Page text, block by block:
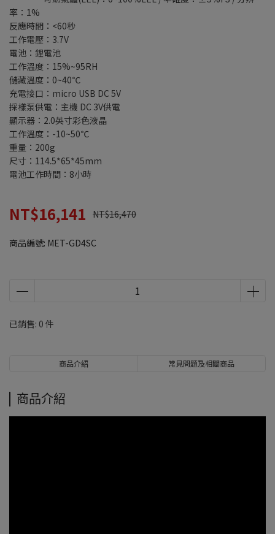
率：1%
反應時間：<60秒
工作電壓：3.7V
電池：鋰電池
工作溫度：15%~95RH
儲藏溫度：0~40℃
充電接口：micro USB DC 5V
採樣泵供電：主機 DC 3V供電
顯示器：2.0英寸彩色液晶
工作溫度：-10~50℃
重量：200g
尺寸：114.5*65*45mm
電池工作時間：8小時
NT$16,141 NT$16,470
商品編號: MET-GD4SC
已銷售: 0 件
商品介紹 常見問題及相關商品
商品介紹